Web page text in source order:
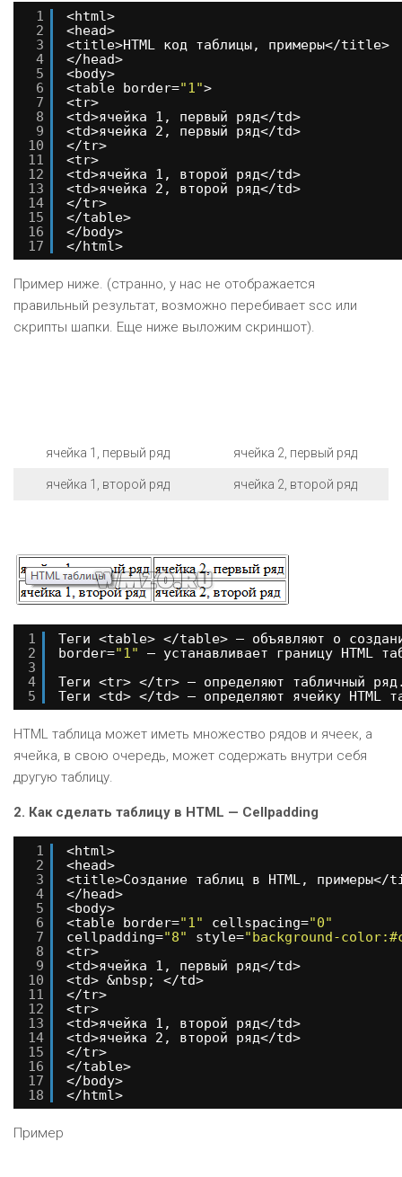
1
2
3
4
5
6
7
8
9
10
11
12
13
14
15
16
17
<html>
<head>
<title>HTML код таблицы, примеры</title>
</head>
<body>
<table border="1">
<tr>
<td>ячейка 1, первый ряд</td>
<td>ячейка 2, первый ряд</td>
</tr>
<tr>
<td>ячейка 1, второй ряд</td>
<td>ячейка 2, второй ряд</td>
</tr>
</table>
</body>
</html>
Пример ниже. (странно, у нас не отображается
правильный результат, возможно перебивает scc или
скрипты шапки. Еще ниже выложим скриншот).
ячейка 1, первый ряд ячейка 2, первый ряд
ячейка 1, второй ряд ячейка 2, второй ряд
1
2
3
4
5
Теги <table> </table> – объявляют о
border="1"
– устанавливает границу HTML
Теги <tr> </tr> – определяют табличный
Теги <td> </td> – определяют ячейку HTML
HTML таблица может иметь множество рядов и ячеек, а
ячейка, в свою очередь, может содержать внутри себя
другую таблицу.
2. Как сделать таблицу в HTML — Cellpadding
1
2
3
4
5
6
7
8
9
10
11
12
13
14
15
16
17
18
<html>
<head>
<title>Создание таблиц в HTML,
</head>
<body>
<table border="1" cellspacing="0"
cellpadding="8" style="background-
<tr>
<td>ячейка 1, первый ряд</td>
<td> &nbsp; </td>
</tr>
<tr>
<td>ячейка 1, второй ряд</td>
<td>ячейка 2, второй ряд</td>
</tr>
</table>
</body>
</html>
Пример